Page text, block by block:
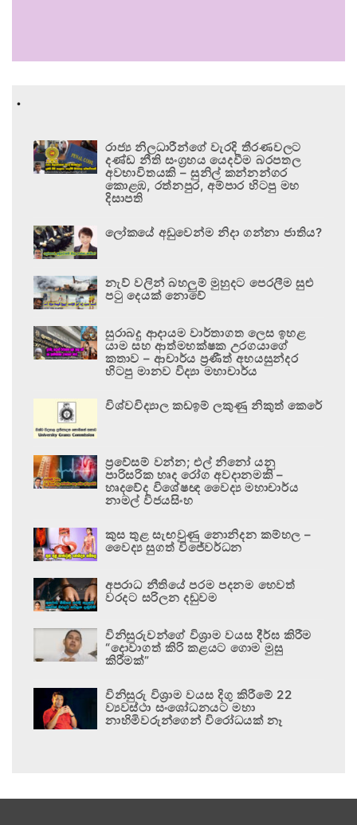
.
රාජ්‍ය නිලධාරීන්ගේ වැරදි තීරණවලට
දණ්ඩ නීති සංග්‍රහය යෙදවීම බරපතල
අවභාවිතයකි – සුනිල් කන්නන්ගර
කොළඹ, රත්නපුර, අම්පාර හිටපු මහ
දිසාපති
ලෝකයේ අඩුවෙන්ම නිදා ගන්නා ජාතිය?
නැව් වලින් බහලුම් මුහුදට පෙරලීම සුළු
පටු දෙයක් නොවේ
සුරාබදු ආදායම වාර්තාගත ලෙස ඉහළ
යාම සහ ආත්මභක්ෂක උරගයාගේ
කතාව – ආචාර්ය ප්‍රණීත් අභයසුන්දර
හිටපු මානව විද්‍යා මහාචාර්ය
විශ්වවිද්‍යාල කඩඉම් ලකුණු නිකුත් කෙරේ
ප්‍රවේසම් වන්න; එල් නිනෝ යනු
පාරිසරික හෘද රෝග අවදානමකි –
හෘදවේද විශේෂඥ වෛද්‍ය මහාචාර්ය
නාමල් විජයසිංහ
කුස තුළ සැඟවුණු නොනිදන කම්හල –
වෛද්‍ය සුගත් විජේවර්ධන
අපරාධ නීතියේ පරම පදනම හෙවත්
වරදට සරිලන දඬුවම
විනිසුරුවන්ගේ විශ්‍රාම වයස දීර්ඝ කිරීම
“දොවාගත් කිරි කළයට ගොම මුසු
කිරීමක්”
විනිසුරු විශ්‍රාම වයස දිගු කිරීමේ 22
ව්‍යවස්ථා සංශෝධනයට මහා
නාහිමිවරුන්ගෙන් විරෝධයක් නෑ